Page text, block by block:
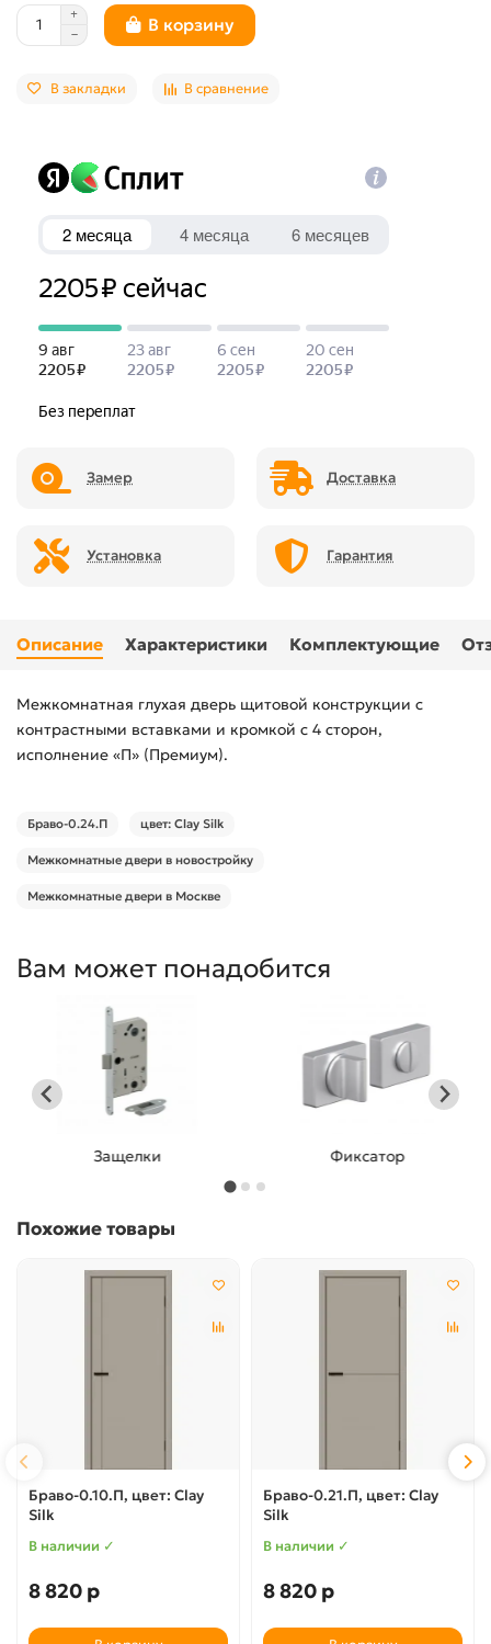
В корзину
В закладки В сравнение
Замер Доставка
Установка Гарантия
Описание Характеристики Комплектующие
Межкомнатная глухая дверь щитовой конструкции с
контрастными вставками и кромкой с 4 сторон,
исполнение «П» (Премиум).
Браво-0.24.П цвет: Clay Silk
Межкомнатные двери в новостройку
Межкомнатные двери в Москве
Вам может понадобится
Защелки Фиксатор
Похожие товары
Браво-0.10.П, цвет: Clay
Silk
В наличии ✓
8 820 р
Браво-0.21.П, цвет: Clay
Silk
В наличии ✓
8 820 р